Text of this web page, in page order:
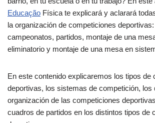
Educação Física te explicará y aclarará
la organización de competiciones
campeonatos, partidos, montaje de una
eliminatorio y montaje de una mesa en
En este contenido explicaremos los tipos de
deportivas, los sistemas de competición, los
organización de las competiciones
cuadros de partidos en los distintos tipos de